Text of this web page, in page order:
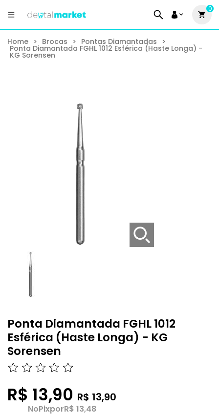
0
Home > Brocas > Pontas Diamantadas >
Ponta Diamantada FGHL 1012 Esférica (Haste Longa) -
KG Sorensen
Ponta Diamantada FGHL 1012
Esférica (Haste Longa) - KG
Sorensen
R$ 13,90 R$ 13,90
NoPixporR$ 13,48